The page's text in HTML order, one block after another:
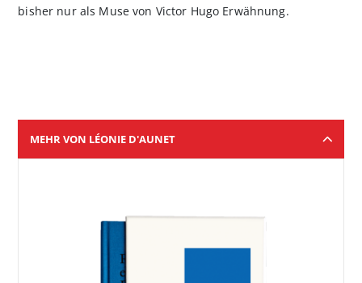
bisher nur als Muse von Victor Hugo Erwähnung.
MEHR VON LÉONIE D'AUNET